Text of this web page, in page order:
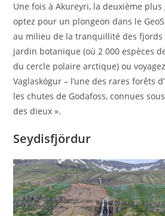
Une fois à Akureyri, la deuxième plus
optez pour un plongeon dans le
au milieu de la tranquillité des fjords
jardin botanique (où 2 000 espèces
du cercle polaire arctique) ou
Vaglaskógur – l’une des rares forêts
les chutes de Godafoss, connues
des dieux ».
Seydisfjördur